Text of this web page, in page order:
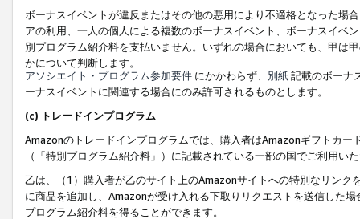
ボーナスイベントが違反またはその他の悪用により不適格となった場
アの利用、一人の個人による複数のボーナスイベント、ボーナスイベ
別プログラム紹介料を支払いません。いずれの場合においても、甲は
かについて判断します。
アソシエイト・プログラム参加要件 にかかわらず、 別紙記載のボーナ
ーナスイベントに関連する場合にのみ許可されるものとします。
(c) トレードインプログラム
Amazonのトレードインプログラムでは、購入者はAmazonギフトカ
（「特別プログラム紹介料」）に記載されている一部の国でご利用い
乙は、（1）購入者が乙のサイト上のAmazonサイトへの特別なリン
に商品を追加し、Amazonが受け入れる下取りリクエストを送信した
プログラム紹介料を得ることができます。